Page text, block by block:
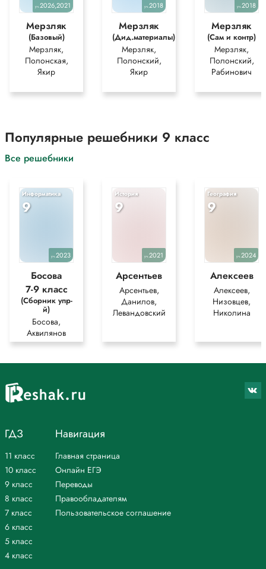
уч.2026,2021
Мерзляк
(Базовый)
Мерзляк,
Полонская,
Якир
уч.2018
Мерзляк
(Дид.материалы)
Мерзляк,
Полонский,
Якир
уч.2018
Мерзляк
(Сам и контр)
Мерзляк,
Полонский,
Рабинович
Популярные решебники 9 класс
Все решебники
Информатика
9
уч.2023
Босова
7-9 класс
(Сборник упр-
й)
Босова,
Аквилянов
История
9
уч.2021
Арсентьев
Арсентьев,
Данилов,
Левандовский
География
9
уч.2024
Алексеев
Алексеев,
Низовцев,
Николина
ГДЗ
11 класс
10 класс
9 класс
8 класс
7 класс
6 класс
5 класс
4 класс
Навигация
Главная страница
Онлайн ЕГЭ
Переводы
Правообладателям
Пользовательское соглашение